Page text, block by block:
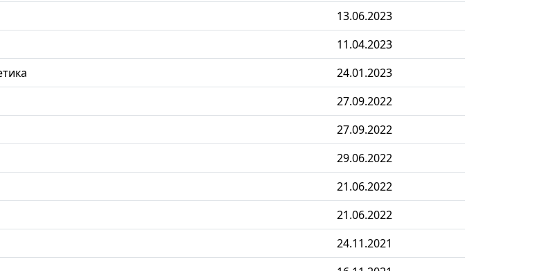
13.06.2023
11.04.2023
24.01.2023
27.09.2022
27.09.2022
29.06.2022
21.06.2022
21.06.2022
24.11.2021